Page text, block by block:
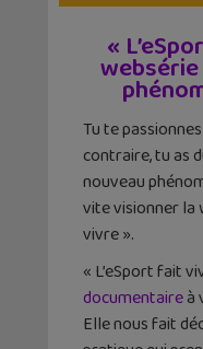
«
Tu te
contraire, tu as
nouveau
vite visionner la
vivre ».
« L’eSport fait
documentaireà
Elle nous fait